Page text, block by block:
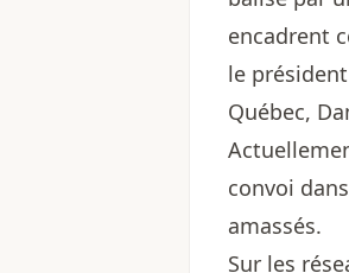
encadrent
le
Québec,
convoi
amassés.
Sur les